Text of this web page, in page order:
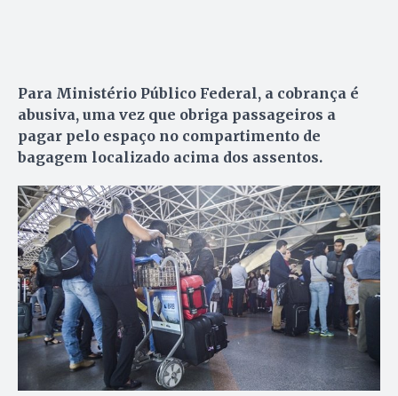
Para Ministério Público Federal, a cobrança é
abusiva, uma vez que obriga passageiros a
pagar pelo espaço no compartimento de
bagagem localizado acima dos assentos.